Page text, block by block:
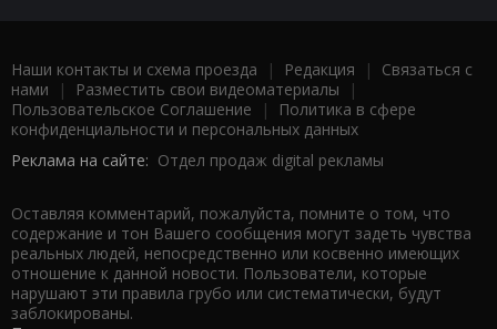
Наши контакты и схема проезда | Редакция | Связаться с
нами | Разместить свои видеоматериалы |
Пользовательское Соглашение |
Политика в сфере
конфиденциальности и персональных данных
Реклама на сайте: Отдел продаж digital рекламы
Оставляя комментарий, пожалуйста, помните о том, что
содержание и тон Вашего сообщения могут задеть чувства
реальных людей, непосредственно или косвенно имеющих
отношение к данной новости. Пользователи, которые
нарушают эти правила грубо или систематически, будут
заблокированы.